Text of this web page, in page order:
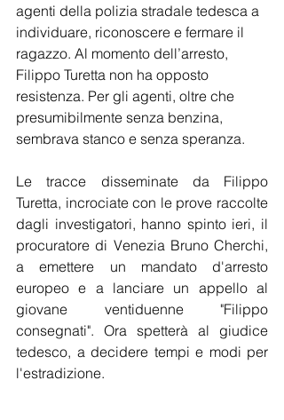
agenti della polizia stradale tedesca a
individuare, riconoscere e fermare il
ragazzo. Al momento dell’arresto,
Filippo Turetta non ha opposto
resistenza. Per gli agenti, oltre che
presumibilmente senza benzina,
sembrava stanco e senza speranza.
Le tracce disseminate da Filippo
Turetta, incrociate con le prove raccolte
dagli investigatori, hanno spinto ieri, il
procuratore di Venezia Bruno Cherchi,
a emettere un mandato d'arresto
europeo e a lanciare un appello al
giovane ventiduenne "Filippo
consegnati". Ora spetterà al giudice
tedesco, a decidere tempi e modi per
l'estradizione.